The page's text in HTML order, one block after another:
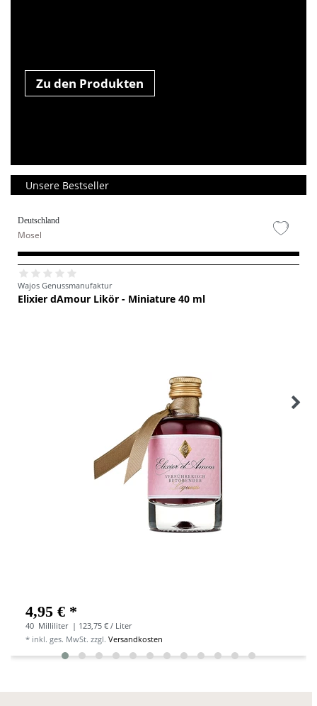
Zu den Produkten
Unsere Bestseller
Deutschland
Mosel
Wajos Genussmanufaktur
Elixier dAmour Likör - Miniature 40 ml
4,95 € *
40 Milliliter | 123,75 € / Liter
* inkl. ges. MwSt. zzgl.Versandkosten